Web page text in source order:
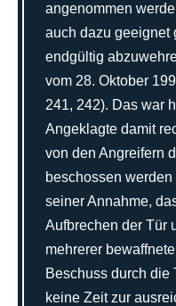
angenommen
auch dazu geeignet
endgültig
vom 28. Oktober
241, 242). Das war
Angeklagte damit
von den Angreifern
beschossen
seiner Annahme,
Aufbrechen der Tür
mehrerer
Beschuss durch die
keine Zeit zur